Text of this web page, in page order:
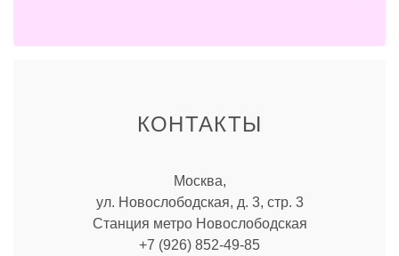
КОНТАКТЫ
Москва,
ул. Новослободская, д. 3, стр. 3
Станция метро Новослободская
+7 (926) 852-49-85